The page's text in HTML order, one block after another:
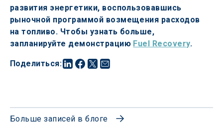
Поделиться:
развития энергетики, воспользовавшись
рыночной программой возмещения расходов
на топливо. Чтобы узнать больше,
запланируйте демонстрацию Fuel Recovery.
Больше записей в блоге